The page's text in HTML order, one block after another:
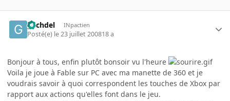
gachdel INpactien
Posté(e) le 23 juillet 200818 a
Bonjour à tous, enfin plutôt bonsoir vu l'heure
Voila je joue à Fable sur PC avec ma manette de 360 et je
voudrais savoir à quoi correspondent les touches de Xbox par
rapport aux actions qu'elles font dans le jeu.